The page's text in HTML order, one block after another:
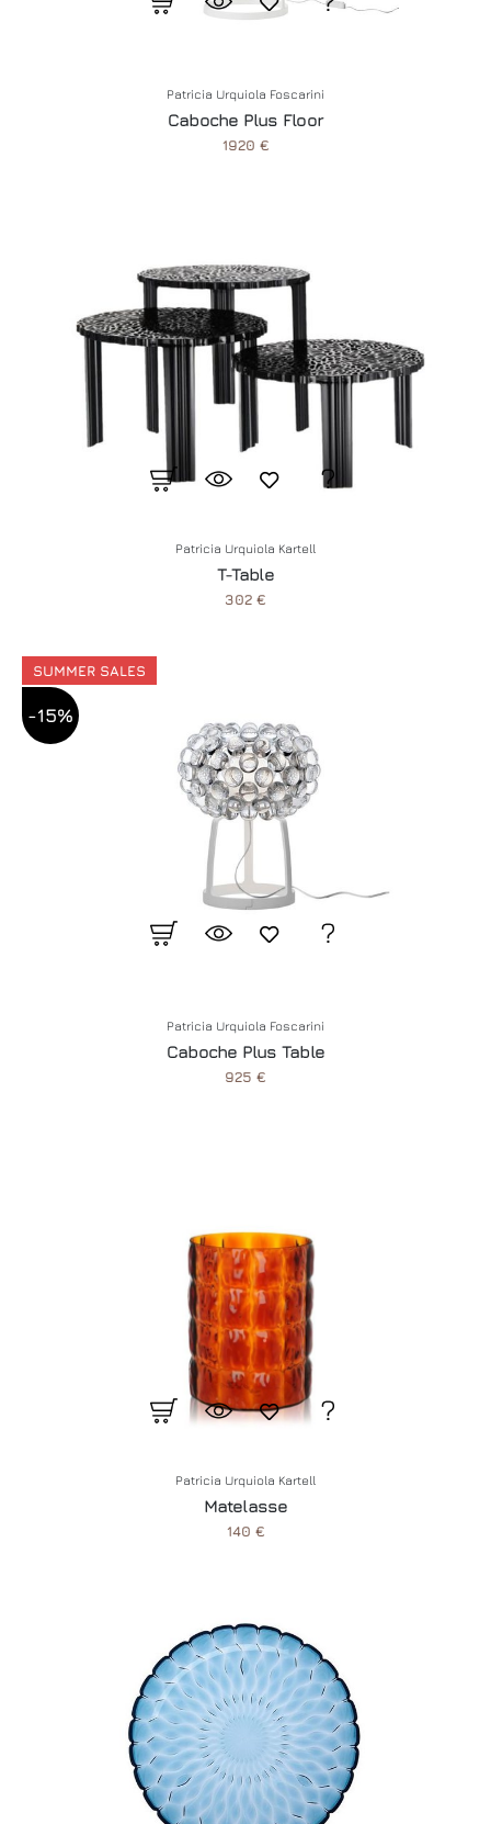
Patricia Urquiola Foscarini
Caboche Plus Floor
1920 €
Patricia Urquiola Kartell
T-Table
302 €
SUMMER SALES
-15%
Patricia Urquiola Foscarini
Caboche Plus Table
925 €
Patricia Urquiola Kartell
Matelasse
140 €